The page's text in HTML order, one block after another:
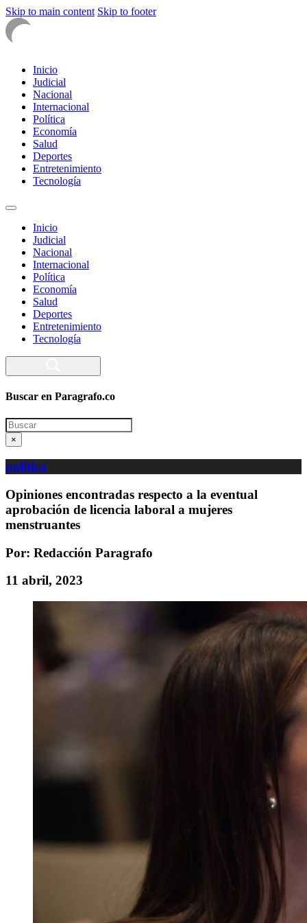
Skip to main content Skip to footer
Inicio
Judicial
Nacional
Internacional
Política
Economía
Salud
Deportes
Entretenimiento
Tecnología
Inicio
Judicial
Nacional
Internacional
Política
Economía
Salud
Deportes
Entretenimiento
Tecnología
Buscar en Paragrafo.co
Search
×
política
Opiniones encontradas respecto a la eventual
aprobación de licencia laboral a mujeres
menstruantes
Por: Redacción Paragrafo
11 abril, 2023